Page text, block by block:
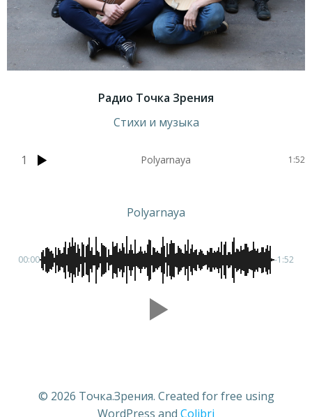
Радио Точка Зрения
Стихи и музыка
1 Polyarnaya 1:52
Polyarnaya
00:00 -1:52
© 2026 Точка.Зрения. Created for free using
WordPress and Colibri